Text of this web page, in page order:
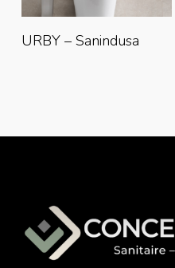
Lire La Suite
URBY – Sanindusa